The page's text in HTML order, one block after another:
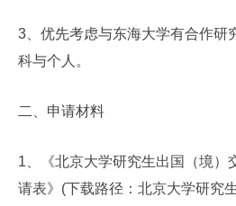
3 、优先考虑与东海大学有合作研
科与个人。
二、申请材料
1、
《北京大学研究生出国（境）
请表》 (下载路径：北京大学研究